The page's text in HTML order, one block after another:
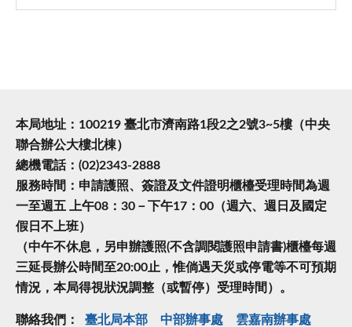
本局地址：100219 臺北市濟南路1段2之2號3~5樓（中央
聯合辦公大樓北棟）
總機電話：(02)2343-2888
服務時間：申請護照、簽證及文件證明櫃檯受理時間為週
一至週五 上午08：30－下午17：00（週六、週日及國定
假日不上班）
（中午不休息，另申辦護照(不含調閱護照申請書)櫃檯每週
三延長辦公時間至20:00止，惟倘遇天災或停電等不可預期
情況，本局得視狀況調整（或暫停）受理時間）。
聯絡我們： 臺北局本部 中部辦事處
雲嘉南辦事處